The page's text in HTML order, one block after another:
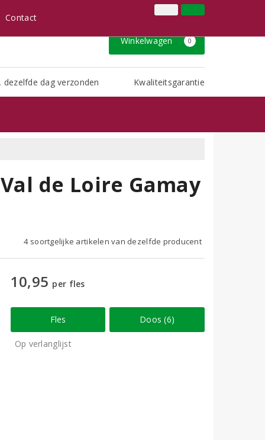
Klantenservice
Winkelwagen 0
dezelfde dag verzonden Kwaliteitsgarantie
Contact
de Loire Gamay
4 soortgelijke artikelen van dezelfde producent
10,95 per fles
Fles Doos (6)
Op verlanglijst